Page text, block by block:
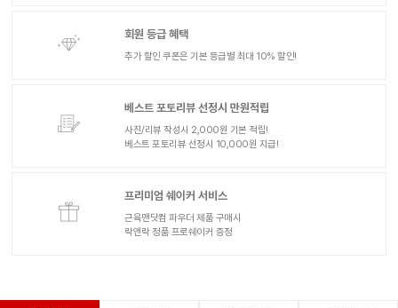
회원 등급 혜택
추가 할인 쿠폰은 기본 등급별 최대 10% 할인!
베스트 포토리뷰 선정시 만원적립
사진/리뷰 작성시 2,000원 기본 적립!
베스트 포토리뷰 선정시 10,000원 지급!
프리미엄 쉐이커 서비스
근육맨닷컴 파우더 제품 구매시
락앤락 정품 프로쉐이커 증정